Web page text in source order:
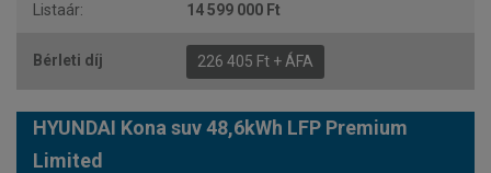
14 599 000 Ft
226 405 Ft + ÁFA
HYUNDAI Kona suv 48,6kWh LFP Premium
Limited